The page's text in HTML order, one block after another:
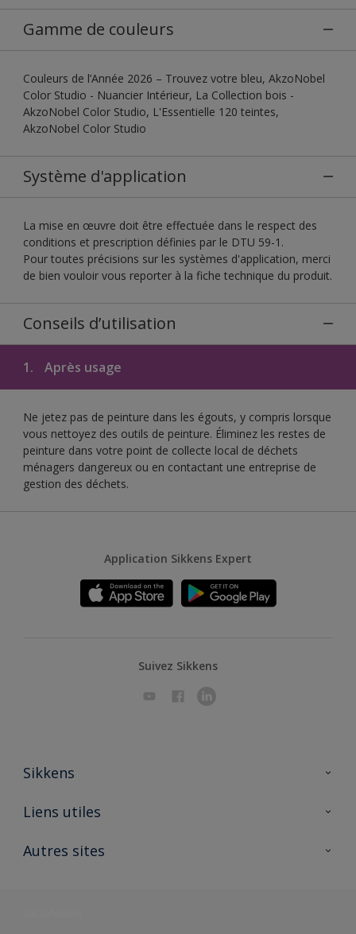
Gamme de couleurs
Couleurs de l’Année 2026 – Trouvez votre bleu, AkzoNobel
Color Studio - Nuancier Intérieur, La Collection bois -
AkzoNobel Color Studio, L'Essentielle 120 teintes,
AkzoNobel Color Studio
Système d'application
La mise en œuvre doit être effectuée dans le respect des
conditions et prescription définies par le DTU 59-1.
Pour toutes précisions sur les systèmes d'application, merci
de bien vouloir vous reporter à la fiche technique du produit.
Conseils d’utilisation
1. Après usage
Ne jetez pas de peinture dans les égouts, y compris lorsque
vous nettoyez des outils de peinture. Éliminez les restes de
peinture dans votre point de collecte local de déchets
ménagers dangereux ou en contactant une entreprise de
gestion des déchets.
Application Sikkens Expert
Suivez Sikkens
Sikkens
A propos de Sikkens
Liens utiles
Ouvrir un magasin PASS
Autres sites